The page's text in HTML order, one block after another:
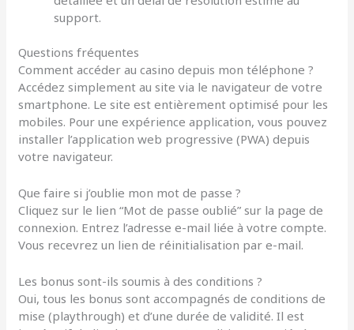
support.
Questions fréquentes
Comment accéder au casino depuis mon téléphone ?
Accédez simplement au site via le navigateur de votre
smartphone. Le site est entièrement optimisé pour les
mobiles. Pour une expérience application, vous pouvez
installer l’application web progressive (PWA) depuis
votre navigateur.
Que faire si j’oublie mon mot de passe ?
Cliquez sur le lien “Mot de passe oublié” sur la page de
connexion. Entrez l’adresse e-mail liée à votre compte.
Vous recevrez un lien de réinitialisation par e-mail.
Les bonus sont-ils soumis à des conditions ?
Oui, tous les bonus sont accompagnés de conditions de
mise (playthrough) et d’une durée de validité. Il est